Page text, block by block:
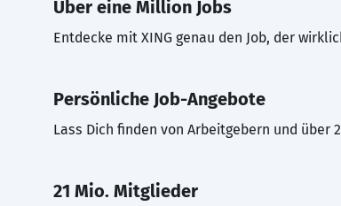
Über eine Million Jobs
Entdecke mit XING genau den Job, der
Persönliche Job-Angebote
Lass Dich finden von Arbeitgebern und über
21 Mio. Mitglieder